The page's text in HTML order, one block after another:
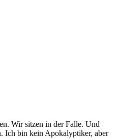
Wir sitzen in der Falle. Und
Ich bin kein Apokalyptiker, aber